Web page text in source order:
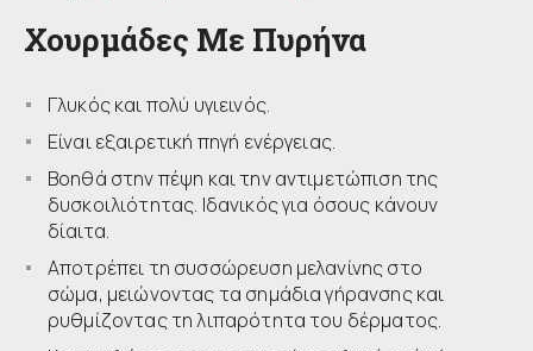
Χουρμάδες Με Πυρήνα
Γλυκός και πολύ υγιεινός.
Είναι εξαιρετική πηγή ενέργειας.
Βοηθά στην πέψη και την αντιμετώπιση της
δυσκοιλιότητας. Ιδανικός για όσους κάνουν
δίαιτα.
Αποτρέπει τη συσσώρευση μελανίνης στο
σώμα, μειώνοντας τα σημάδια γήρανσης και
ρυθμίζοντας τη λιπαρότητα του δέρματος.